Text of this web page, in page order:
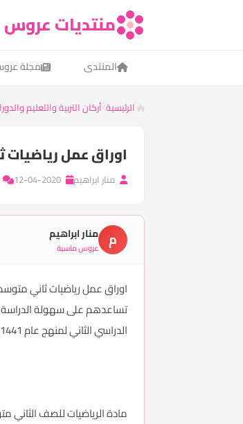
منتديات عروس
المنتدى مجلة
الرئيسية أركان التربية والتعليم
اوراق عمل
منار ابراهيم
م منار ابراهيم
عروس ماسية
تساعدهم على سهولة الدراسة
الدراسي الثاني لمنهج عام 1441هـ .
مادة الرياضيات للصف الثاني